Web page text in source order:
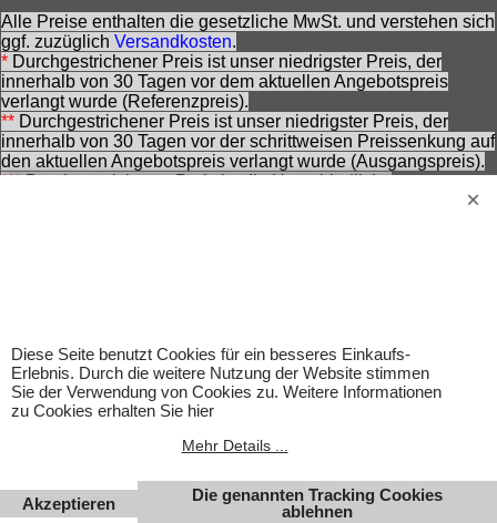
Alle Preise enthalten die gesetzliche MwSt. und verstehen sich
ggf. zuzüglich Versandkosten.
* Durchgestrichener Preis ist unser niedrigster Preis, der
innerhalb von 30 Tagen vor dem aktuellen Angebotspreis
verlangt wurde (Referenzpreis).
** Durchgestrichener Preis ist unser niedrigster Preis, der
innerhalb von 30 Tagen vor der schrittweisen Preissenkung auf
den aktuellen Angebotspreis verlangt wurde (Ausgangspreis).
***Durchgestrichener Preis ist die Unverbindliche
Preisempfehlung des Herstellers zzt. der Angebotserstellung.
werden. Abbildungen können ähnlich sein. Abgebildetes
Zubehör gehört nicht zum Lieferumfang. Eingetragene
Warenzeichen und Logos sind Eigentum des jeweiligen
Inhabers.
Änderungen, Irrtümer und Zwischenverkauf vorbehalten.
Diese Seite benutzt Cookies für ein besseres Einkaufs-
Erlebnis. Durch die weitere Nutzung der Website stimmen
Sie der Verwendung von Cookies zu. Weitere Informationen
zu Cookies erhalten Sie hier
Mehr Details ...
Akzeptieren
Die genannten Tracking Cookies
ablehnen